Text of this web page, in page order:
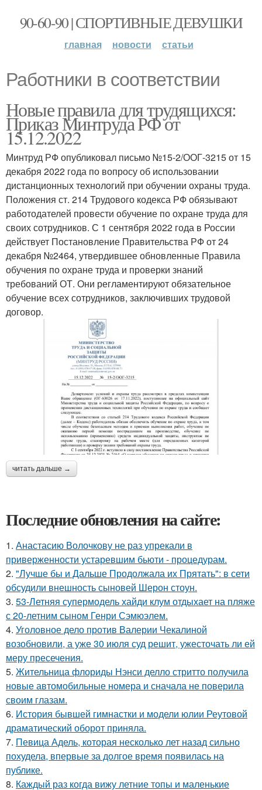
90-60-90 | СПОРТИВНЫЕ ДЕВУШКИ
главная новости статьи
Работники в соответствии
Новые правила для трудящихся:
Приказ Минтруда РФ от
15.12.2022
Минтруд РФ опубликовал письмо №15-2/ООГ-3215 от 15
декабря 2022 года по вопросу об использовании
дистанционных технологий при обучении охраны труда.
Положения ст. 214 Трудового кодекса РФ обязывают
работодателей провести обучение по охране труда для
своих сотрудников. С 1 сентября 2022 года в России
действует Постановление Правительства РФ от 24
декабря №2464, утвердившее обновленные Правила
обучения по охране труда и проверки знаний
требований ОТ. Они регламентируют обязательное
обучение всех сотрудников, заключивших трудовой
договор.
читать дальше →
Последние обновления на сайте:
1. Анастасию Волочкову не раз упрекали в
приверженности устаревшим бьюти - процедурам.
2. "Лучше бы и Дальше Продолжала их Прятать": в сети
обсудили внешность сыновей Шерон стоун.
3. 53-Летняя супермодель хайди клум отдыхает на пляже
с 20-летним сыном Генри Сэмюэлем.
4. Уголовное дело против Валерии Чекалиной
возобновили, а уже 30 июля суд решит, ужесточать ли ей
меру пресечения.
5. Жительница флориды Нэнси делло стритто получила
новые автомобильные номера и сначала не поверила
своим глазам.
6. История бывшей гимнастки и модели юлии Реутовой
драматический оборот приняла.
7. Певица Адель, которая несколько лет назад сильно
похудела, впервые за долгое время появилась на
публике.
8. Каждый раз когда вижу летние топы и маленькие